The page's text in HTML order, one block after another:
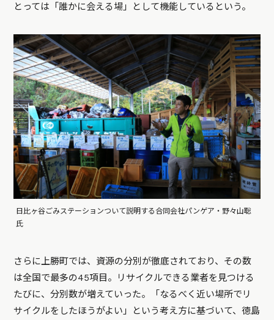
とっては「誰かに会える場」として機能しているという。
日比ヶ谷ごみステーションついて説明する合同会社パンゲア・野々山聡
氏
さらに上勝町では、資源の分別が徹底されており、その数
は全国で最多の45項目。リサイクルできる業者を見つける
たびに、分別数が増えていった。「なるべく近い場所でリ
サイクルをしたほうがよい」という考え方に基づいて、徳島